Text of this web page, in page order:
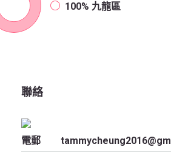
100% 九龍區
聯絡
電郵